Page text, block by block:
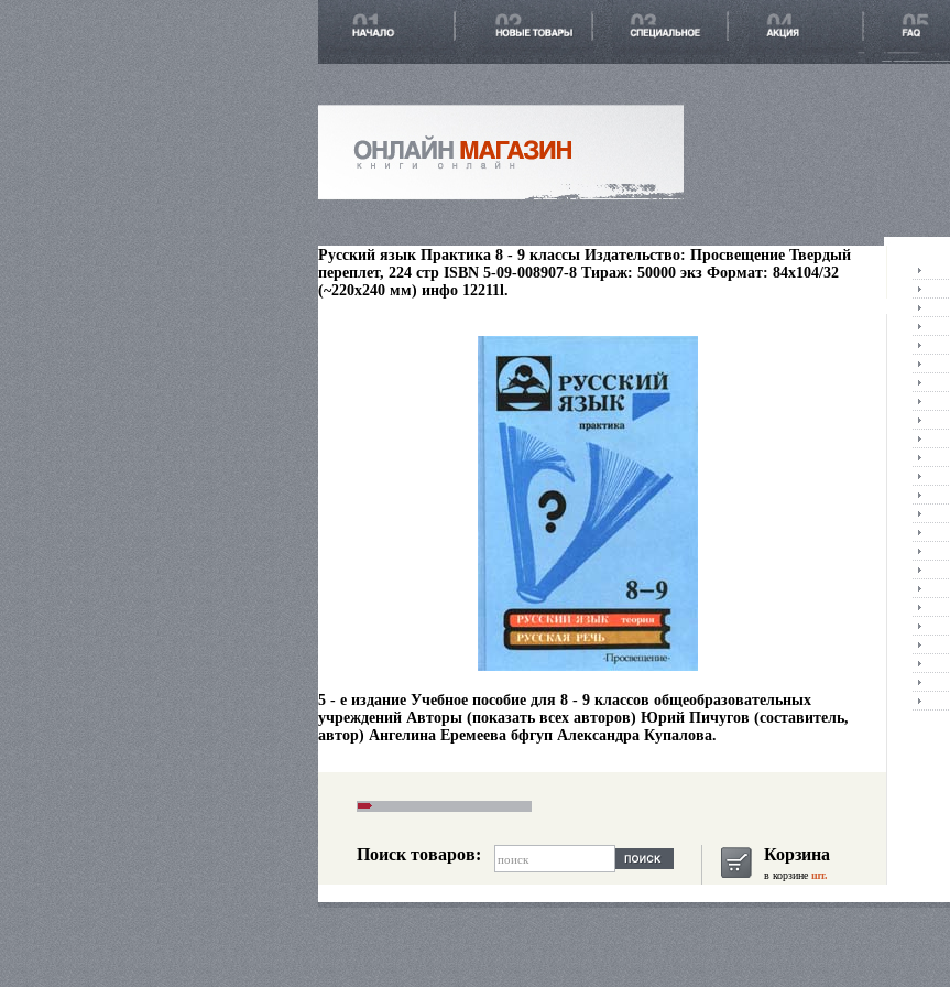
Русский язык Практика 8 - 9 классы Издательство: Просвещение Твердый
переплет, 224 стр ISBN 5-09-008907-8 Тираж: 50000 экз Формат: 84x104/32
(~220x240 мм) инфо 12211l.
5 - е издание Учебное пособие для 8 - 9 классов общеобразовательных
учреждений Авторы (показать всех авторов) Юрий Пичугов (составитель,
автор) Ангелина Еремеева бфгуп Александра Купалова.
Поиск товаров: Корзина
в корзинешт.